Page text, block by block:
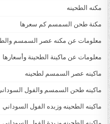
مكنه الطحينه
مكنة طحن السمسم كم سعرها
معلومات عن مكنه عصر السمسم
معلومات عن ماكينة الطحينة وأسعارها
ماكينه عصر السمسم لطحينه
ماكينه طحن السمسم والفول
ماكينه الطحينه وزبده الفول السوداني